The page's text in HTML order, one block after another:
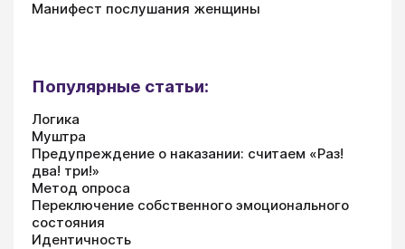
Манифест послушания женщины
Популярные статьи:
Логика
Муштра
Предупреждение о наказании: считаем «Раз!
два! три!»
Метод опроса
Переключение собственного эмоционального
состояния
Идентичность